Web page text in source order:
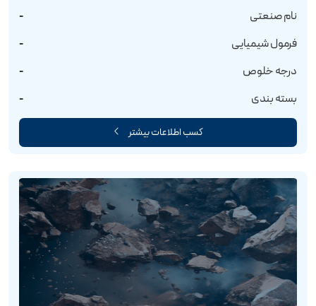
نام صنعتی
-
فرمول شیمیایی
-
درجه خلوص
-
بسته بندی
-
کسب اطلاعات بیشتر